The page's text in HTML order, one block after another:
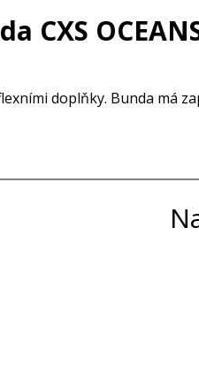
CXS
doplňky. Bunda má